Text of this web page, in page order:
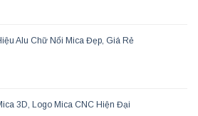
Alu Chữ Nổi Mica Đẹp, Giá Rẻ
3D, Logo Mica CNC Hiện Đại